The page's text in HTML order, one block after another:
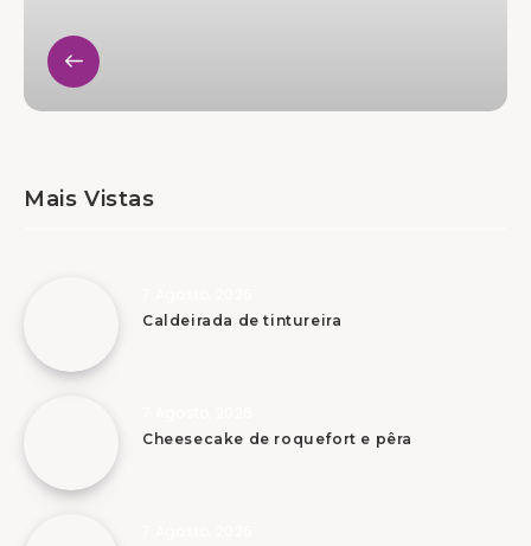
Mais Vistas
Caldeirada de tintureira
Cheesecake de roquefort e pêra